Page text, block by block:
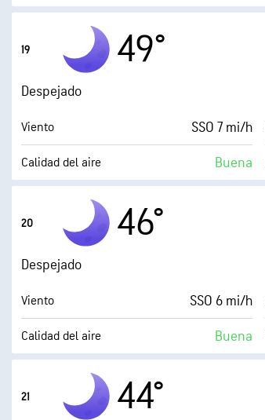
Humedad
Punto de rocío
0 (Oscuro)
19 49°
Despejado
Viento SSO 7 mi/h
Calidad del aire Buena
Punto de rocío
AccuLumen Brightness Index™
20 46°
Despejado
Viento SSO 6 mi/h
Calidad del aire Buena
Punto de rocío
AccuLumen Brightness Index™
21 44°